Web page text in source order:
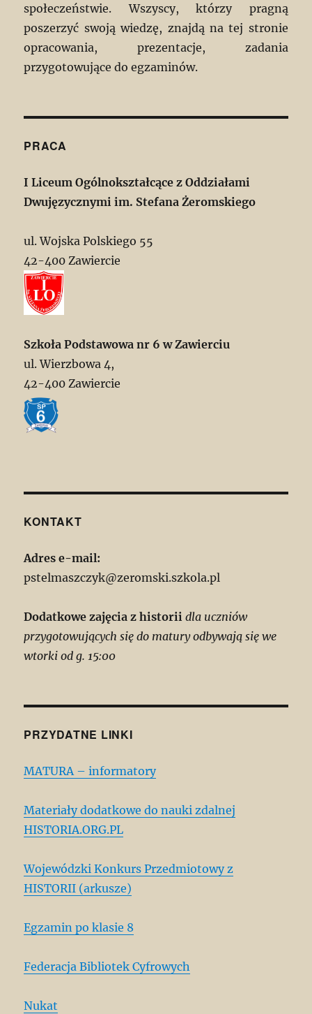
społeczeństwie. Wszyscy, którzy pragną
poszerzyć swoją wiedzę, znajdą na tej stronie
opracowania, prezentacje, zadania
przygotowujące do egzaminów.
PRACA
I Liceum Ogólnokształcące z Oddziałami
Dwujęzycznymi im. Stefana Żeromskiego
ul. Wojska Polskiego 55
42-400 Zawiercie
Szkoła Podstawowa nr 6 w Zawierciu
ul. Wierzbowa 4,
42-400 Zawiercie
KONTAKT
Adres e-mail:
pstelmaszczyk@zeromski.szkola.pl
Dodatkowe zajęcia z historii dla uczniów
przygotowujących się do matury odbywają się we
wtorki od g. 15:00
PRZYDATNE LINKI
MATURA – informatory
Materiały dodatkowe do nauki zdalnej
HISTORIA.ORG.PL
Wojewódzki Konkurs Przedmiotowy z
HISTORII (arkusze)
Egzamin po klasie 8
Federacja Bibliotek Cyfrowych
Nukat